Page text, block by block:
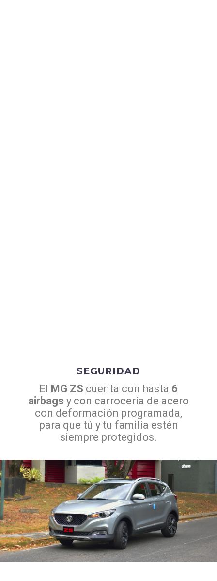
SEGURIDAD
El MG ZS cuenta con hasta 6
airbags y con carrocería de acero
con deformación programada,
para que tú y tu familia estén
siempre protegidos.